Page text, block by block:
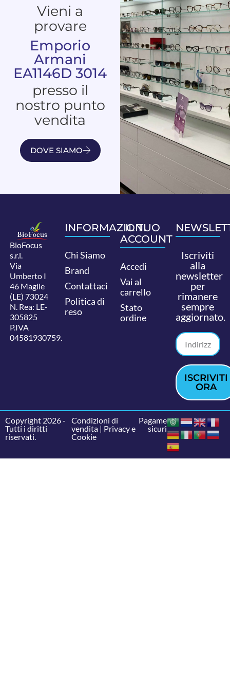
Vieni a
provare
Emporio
Armani
EA1146D 3014
presso il
nostro punto
vendita
DOVE SIAMO
BioFocus
s.r.l.
Via
Umberto I
46 Maglie
(LE) 73024
N. Rea: LE-
305825
P.IVA
04581930759.
INFORMAZIONI
Chi Siamo
Brand
Contattaci
Politica di
reso
IL TUO
ACCOUNT
Accedi
Vai al
carrello
Stato
ordine
Iscriviti
alla
newsletter
per
rimanere
sempre
aggiornato.
ISCRIVITI
ORA
Copyright 2026 -
Tutti i diritti
riservati.
Condizioni di
vendita| Privacy e
Cookie
Pagamenti
sicuri